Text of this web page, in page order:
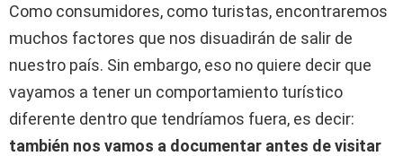
Como consumidores, como turistas, encontraremos
muchos factores que nos disuadirán de salir de
nuestro país. Sin embargo, eso no quiere decir que
vayamos a tener un comportamiento turístico
diferente dentro que tendríamos fuera, es decir:
también nos vamos a documentar antes de visitar